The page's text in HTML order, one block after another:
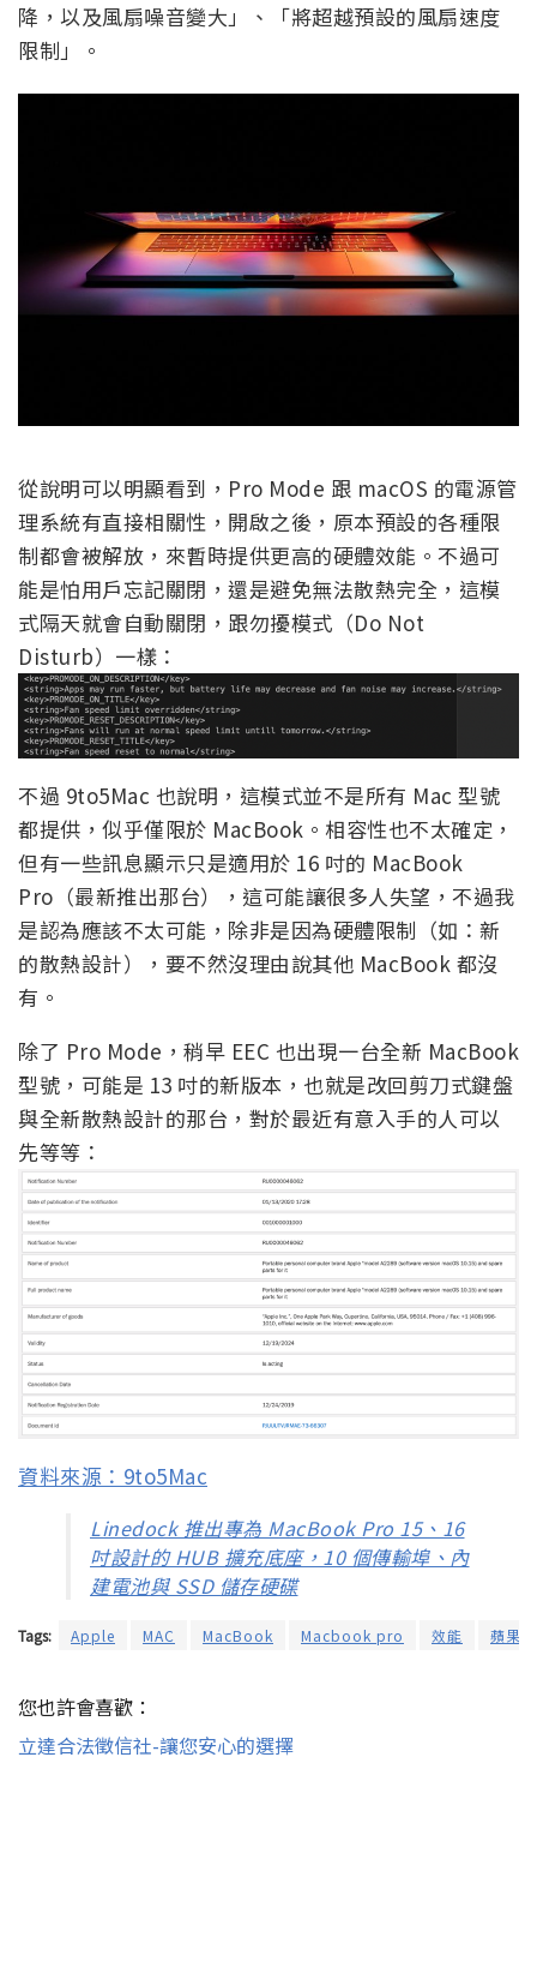
降，以及風扇噪音變大」、「將超越預設的風扇速度
限制」。
從說明可以明顯看到，Pro Mode 跟 macOS 的電源管
理系統有直接相關性，開啟之後，原本預設的各種限
制都會被解放，來暫時提供更高的硬體效能。不過可
能是怕用戶忘記關閉，還是避免無法散熱完全，這模
式隔天就會自動關閉，跟勿擾模式（Do Not
Disturb）一樣：
不過 9to5Mac 也說明，這模式並不是所有 Mac 型號
都提供，似乎僅限於 MacBook。相容性也不太確定，
但有一些訊息顯示只是適用於 16 吋的 MacBook
Pro（最新推出那台），這可能讓很多人失望，不過我
是認為應該不太可能，除非是因為硬體限制（如：新
的散熱設計），要不然沒理由說其他 MacBook 都沒
有。
除了 Pro Mode，稍早 EEC 也出現一台全新 MacBook
型號，可能是 13 吋的新版本，也就是改回剪刀式鍵盤
與全新散熱設計的那台，對於最近有意入手的人可以
先等等：
資料來源：9to5Mac
Linedock 推出專為 MacBook Pro 15、16
吋設計的 HUB 擴充底座，10 個傳輸埠、內
建電池與 SSD 儲存硬碟
Tags: Apple MAC MacBook Macbook pro 效能 蘋果
您也許會喜歡：
立達合法徵信社-讓您安心的選擇